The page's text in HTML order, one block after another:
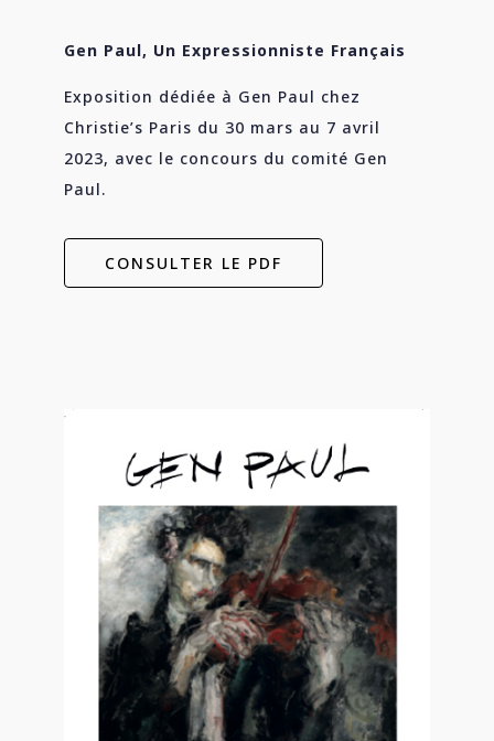
Gen Paul, Un Expressionniste Français
Exposition dédiée à Gen Paul chez
Christie’s Paris du 30 mars au 7 avril
2023, avec le concours du comité Gen
Paul.
CONSULTER LE PDF